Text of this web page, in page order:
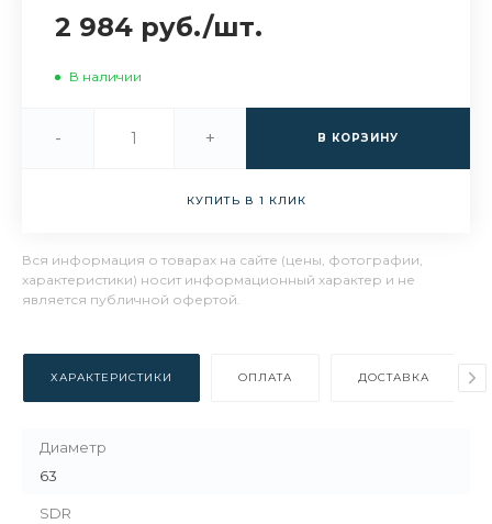
2 984 руб./шт.
В наличии
- + В КОРЗИНУ
КУПИТЬ В 1 КЛИК
Вся информация о товарах на сайте (цены, фотографии,
характеристики) носит информационный характер и не
является публичной офертой.
ХАРАКТЕРИСТИКИ ОПЛАТА ДОСТАВКА
Диаметр
63
SDR